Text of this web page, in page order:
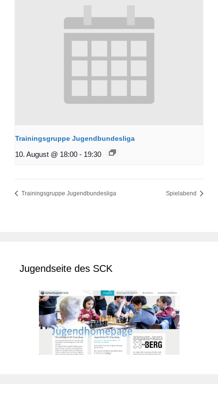
Trainingsgruppe Jugendbundesliga
10. August @ 18:00 - 19:30
Trainingsgruppe Jugendbundesliga Spielabend
Jugendseite des SCK